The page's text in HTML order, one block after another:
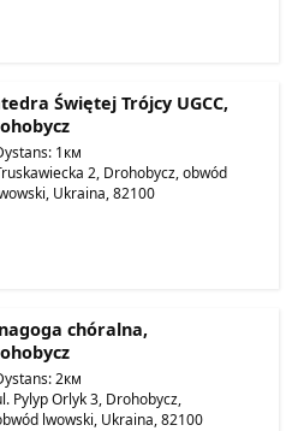
Świętej Trójcy UGCC,
1км
2, Drohobycz, obwód
Ukraina, 82100
chóralna,
2км
Pylyp Orlyk 3, Drohobycz,
lwowski, Ukraina, 82100